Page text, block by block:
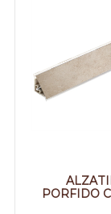
PORFIDO